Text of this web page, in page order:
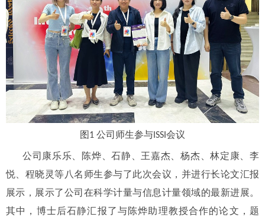
图 1 公司师生参与ISSI会议
公司康乐乐、陈烨、石静、王嘉杰、杨杰、林定康、李
悦、程晓灵等八名师生参与了此次会议，并进行长论文汇报
展示，展示了公司在科学计量与信息计量领域的最新进展。
其中，博士后石静汇报了与陈烨助理教授合作的论文，题